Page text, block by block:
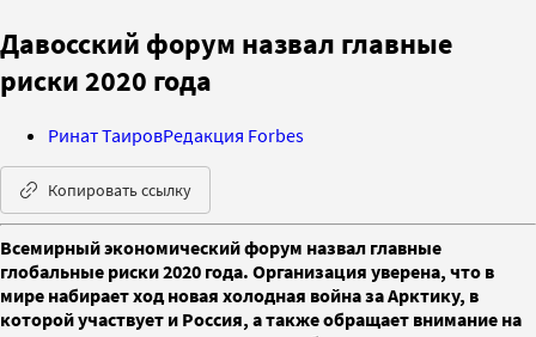
Давосский форум назвал главные
риски 2020 года
Ринат ТаировРедакция Forbes
Копировать ссылку
Всемирный экономический форум назвал главные
глобальные риски 2020 года. Организация уверена, что в
мире набирает ход новая холодная война за Арктику, в
которой участвует и Россия, а также обращает внимание на